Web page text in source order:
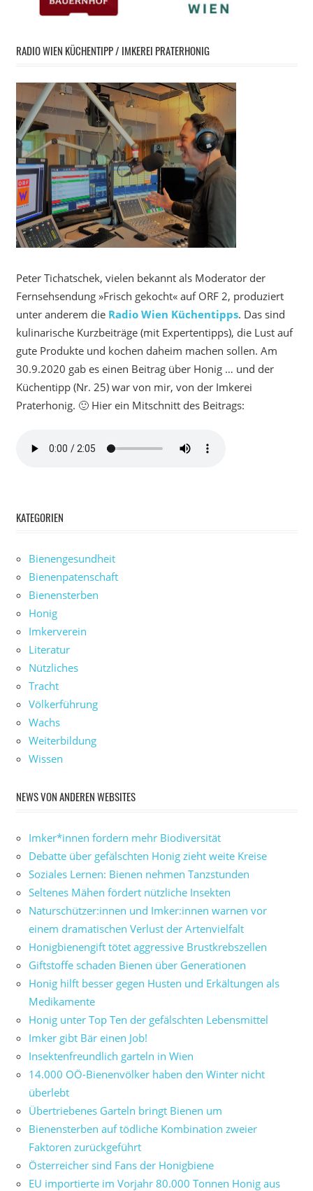
RADIO WIEN KÜCHENTIPP / IMKEREI PRATERHONIG
Peter Tichatschek, vielen bekannt als Moderator der
Fernsehsendung »Frisch gekocht« auf ORF 2, produziert
unter anderem die Radio Wien Küchentipps. Das sind
kulinarische Kurzbeiträge (mit Expertentipps), die Lust auf
gute Produkte und kochen daheim machen sollen. Am
30.9.2020 gab es einen Beitrag über Honig … und der
Küchentipp (Nr. 25) war von mir, von der Imkerei
Praterhonig. 🙂 Hier ein Mitschnitt des Beitrags:
KATEGORIEN
Bienengesundheit
Bienenpatenschaft
Bienensterben
Honig
Imkerverein
Literatur
Nützliches
Tracht
Völkerführung
Wachs
Weiterbildung
Wissen
NEWS VON ANDEREN WEBSITES
Imker*innen fordern mehr Biodiversität
Debatte über gefälschten Honig zieht weite Kreise
Soziales Lernen: Bienen nehmen Tanzstunden
Seltenes Mähen fördert nützliche Insekten
Naturschützer:innen und Imker:innen warnen vor
einem dramatischen Verlust der Artenvielfalt
Honigbienengift tötet aggressive Brustkrebszellen
Giftstoffe schaden Bienen über Generationen
Honig hilft besser gegen Husten und Erkältungen als
Medikamente
Honig unter Top Ten der gefälschten Lebensmittel
Imker gibt Bär einen Job!
Insektenfreundlich garteln in Wien
14.000 OÖ-Bienenvölker haben den Winter nicht
überlebt
Übertriebenes Garteln bringt Bienen um
Bienensterben auf tödliche Kombination zweier
Faktoren zurückgeführt
Österreicher sind Fans der Honigbiene
EU importierte im Vorjahr 80.000 Tonnen Honig aus